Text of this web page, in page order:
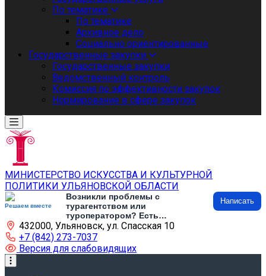
По тематике
По тематике
Архивное дело
Социально ориентированные
Государственные закупки
Государственные закупки
Ведомственный контроль
Комиссия по эффективности закупок
Нормирование в сфере закупок
МИНИСТЕРСТВО ИСКУССТВА И КУЛЬТУРНОЙ
ПОЛИТИКИ УЛЬЯНОВСКОЙ ОБЛАСТИ
Решаем вместе
Возникли проблемы с
турагентством или
туроператором? Есть
предложения по развитию
туризма и туристической
инфраструктуры? Напишите об
этом
Написать
432000, Ульяновск, ул. Спасская 10
+7 (842) 273-7037
Версия для слабовидящих